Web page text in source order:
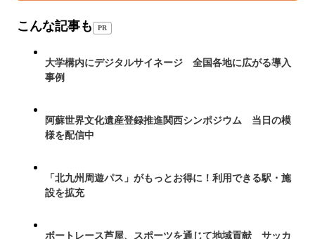
こんな記事も PR
大学構内にデジタルサイネージ 全国各地に広がる導入
事例
阿蘇世界文化遺産登録推進関西シンポジウム 当日の模
様を配信中
「北九州周遊パス」がもっとお得に！利用できる駅・施
設を拡充
ボートレース芦屋、スポーツを通じて地域貢献 サッカ